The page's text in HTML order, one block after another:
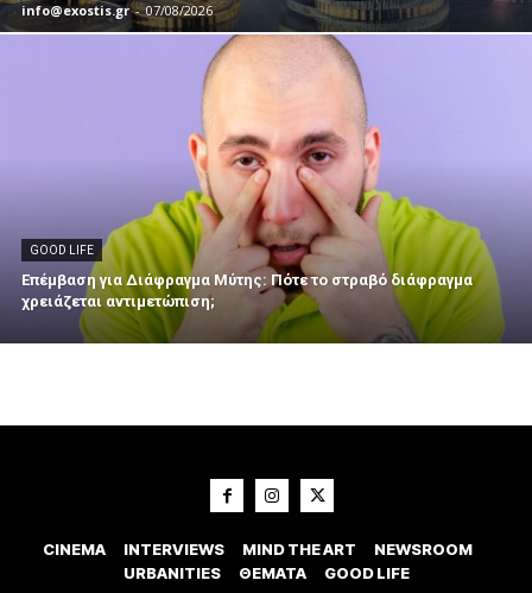
info@exostis.gr - 07/08/2026
GOOD LIFE
Επέμβαση για Διάφραγμα Μύτης: Πότε το στραβό διάφραγμα
χρειάζεται αντιμετώπιση;
CINEMA INTERVIEWS MIND THE ART
NEWSROOM
URBANITIES
ΘΕΜΑΤΑ GOOD LIFE